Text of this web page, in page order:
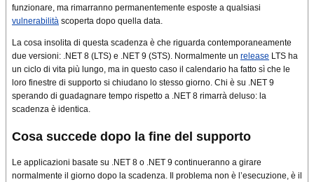
funzionare, ma rimarranno permanentemente esposte a qualsiasi
vulnerabilità scoperta dopo quella data.
La cosa insolita di questa scadenza è che riguarda contemporaneamente
due versioni: .NET 8 (LTS) e .NET 9 (STS). Normalmente un release LTS ha
un ciclo di vita più lungo, ma in questo caso il calendario ha fatto sì che le
loro finestre di supporto si chiudano lo stesso giorno. Chi è su .NET 9
sperando di guadagnare tempo rispetto a .NET 8 rimarrà deluso: la
scadenza è identica.
Cosa succede dopo la fine del supporto
Le applicazioni basate su .NET 8 o .NET 9 continueranno a girare
normalmente il giorno dopo la scadenza. Il problema non è l’esecuzione, è il